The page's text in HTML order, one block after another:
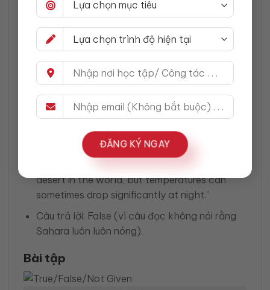
ĐĂNG KÝ NGAY
Những từ như “All” (tất cả), “Some” (một vài),
“None” (không có gì), “Always” (luôn luôn),
“Never” (không bao giờ) có thể thay đổi hoàn
toàn ý nghĩa của câu hỏi. Hãy chú ý xem bài
đọc có sử dụng các từ này và xem nó có
khớp với câu hỏi hay không.
Ví dụ:
Câu hỏi: “The Sahara Desert is always hot.”
desert in the world, but temperatures can
sometimes drop significantly at night.”
Câu trả lời: False (vì câu đọc không nói rằng
Sahara luôn luôn nóng).
Bài tập